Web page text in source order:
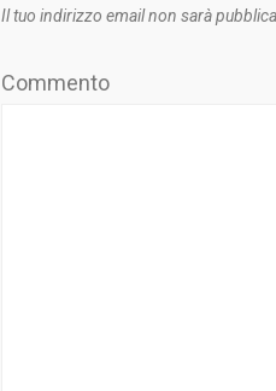
Il tuo indirizzo email non sarà
Commento